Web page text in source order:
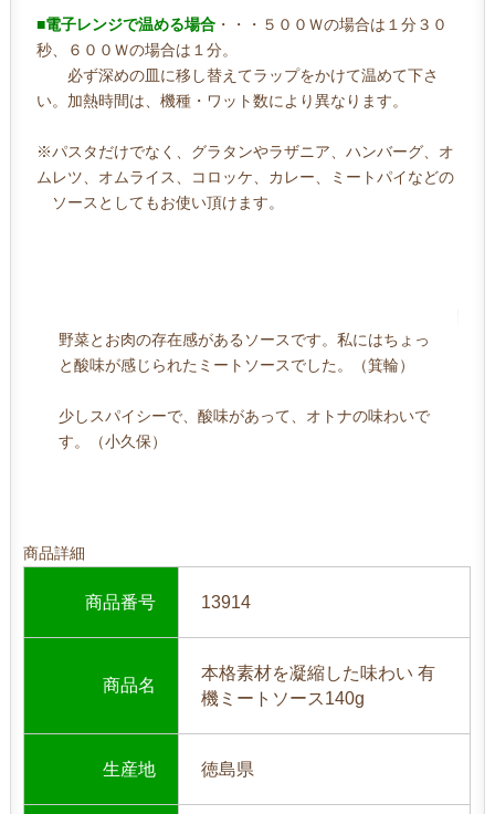
■電子レンジで温める場合 ・・・５００Ｗの場合は１分３０
秒、６００Ｗの場合は１分。
必ず深めの皿に移し替えてラップをかけて温めて下さ
い。加熱時間は、機種・ワット数により異なります。
※パスタだけでなく、グラタンやラザニア、ハンバーグ、オ
ムレツ、オムライス、コロッケ、カレー、ミートパイなどの
ソースとしてもお使い頂けます。
野菜とお肉の存在感があるソースです。私にはちょっ
と酸味が感じられたミートソースでした。（箕輪）
少しスパイシーで、酸味があって、オトナの味わいで
す。（小久保）
商品詳細
商品番号 13914
商品名
本格素材を凝縮した味わい 有
機ミートソース140g
生産地 徳島県